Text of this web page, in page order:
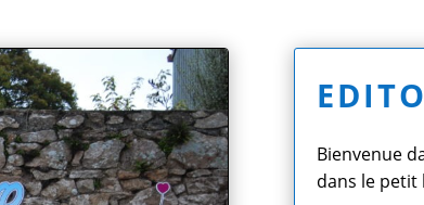
Bienvenue
dans le petit